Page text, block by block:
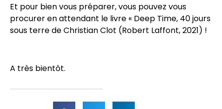
Et pour bien vous préparer, vous pouvez vous
procurer en attendant le livre « Deep Time, 40 jours
sous terre de Christian Clot (Robert Laffont, 2021) !
A très bientôt.